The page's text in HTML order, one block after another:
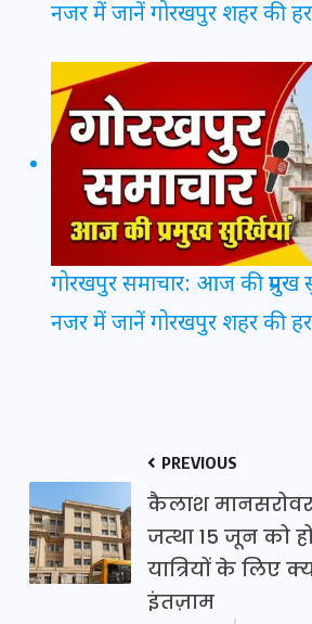
नजर में जानें गोरखपुर शहर की
गोरखपुर समाचार: आज की प्रमुख
नजर में जानें गोरखपुर शहर की
PREVIOUS
कैलाश मानसरोवर
जत्था 15 जून को
यात्रियों के लिए
इंतज़ाम